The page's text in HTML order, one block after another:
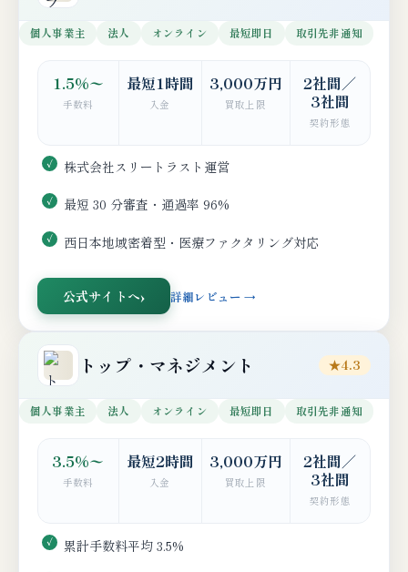
個人事業主 法人 オンライン 最短即日 取引先非通知
1.5%〜
手数料
最短1時間
入金
3,000万円
買取上限
2社間／
3社間
契約形態
株式会社スリートラスト運営
最短 30 分審査・通過率 96%
西日本地域密着型・医療ファクタリング対応
公式サイトへ 詳細レビュー →
トップ・マネジメント ★4.3
個人事業主 法人 オンライン 最短即日 取引先非通知
3.5%〜
手数料
最短2時間
入金
3,000万円
買取上限
2社間／
3社間
契約形態
累計手数料平均 3.5%